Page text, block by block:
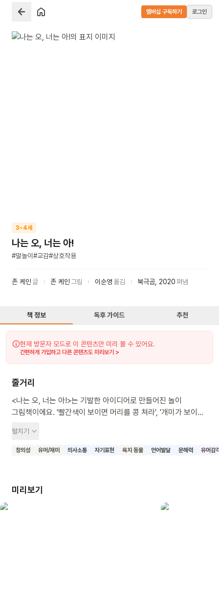
멤버십 구독하기 로그인
3~4세
나는 오, 너는 아!
#말놀이 #교감#상호작용
존 케인 글 존 케인 그림 이순영 옮김 북극곰 2020펴냄
책 정보 독후 가이드 추천
현재 방문자 모드로 이 콘텐츠만 미리 볼 수 있어요.
간편하게 가입하고 다른 콘텐츠도 미리보기 >
줄거리
<나는 오, 너는 아!>는 기발한 아이디어로 만들어진 놀이
그림책이에요. '빨간색이 보이면 머리를 콩 쳐라', '개미가 보이면
따라가다 보면 책 속 동물들과 교감하는 듯한 기분을 느낄 수
있어요. <나는 오, 너는 아!>를 읽고 집중력과 언어 능력을
펼치기
창의성 유머/재미 의사소통 자기표현 육지 동물 언어발달 문해력 유머감
미리보기